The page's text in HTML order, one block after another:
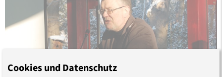
Cookies und Datenschutz